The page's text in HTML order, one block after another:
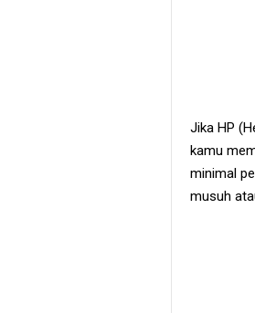
Jika HP
kamu
minimal
musuh